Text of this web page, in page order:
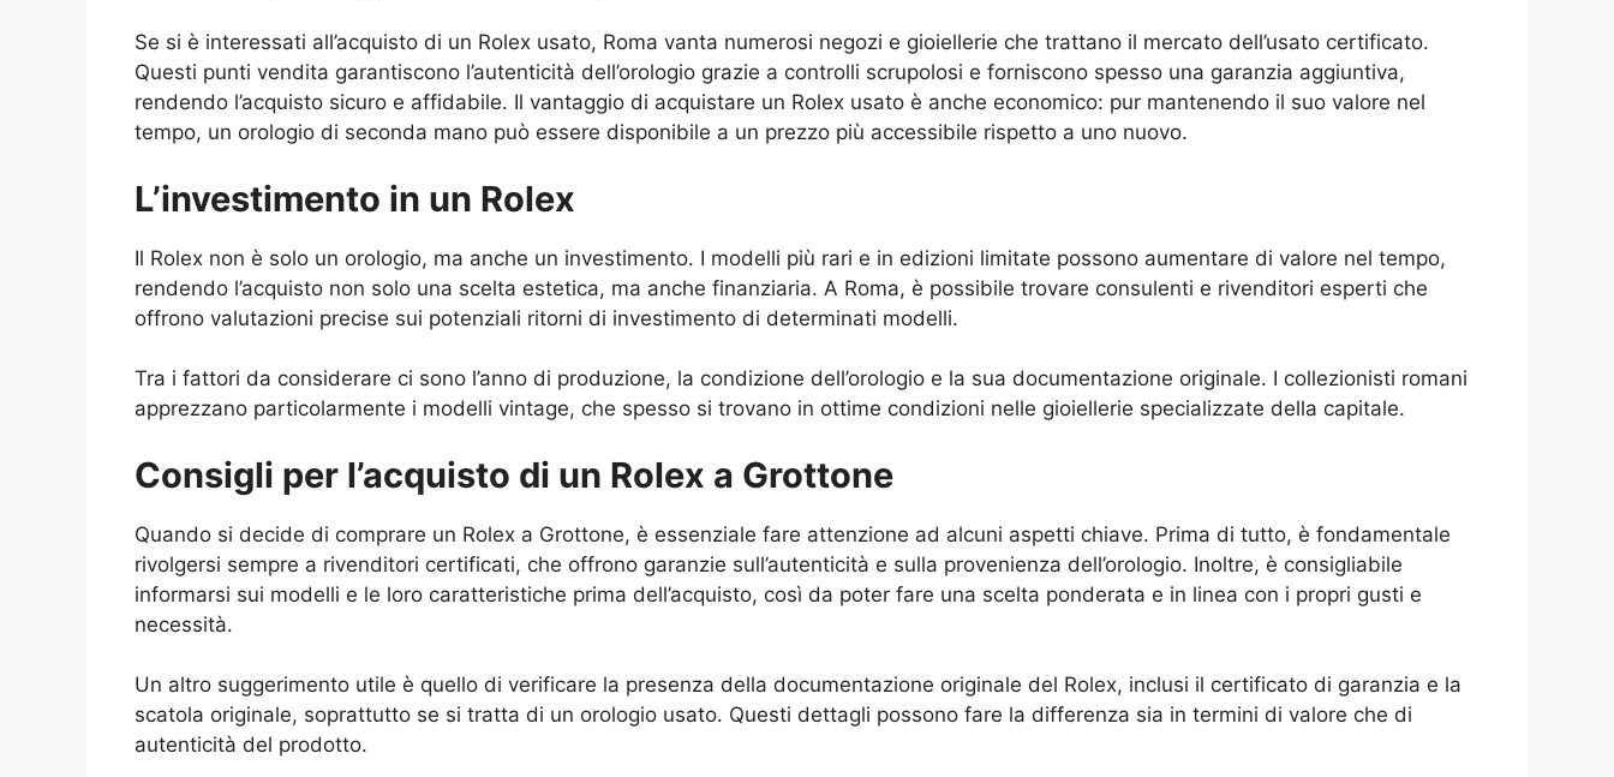
Se si è interessati all’acquisto di un Rolex usato, Roma vanta numerosi negozi e gioiellerie che trattano il mercato dell’usato certificato.
Questi punti vendita garantiscono l’autenticità dell’orologio grazie a controlli scrupolosi e forniscono spesso una garanzia aggiuntiva,
rendendo l’acquisto sicuro e affidabile. Il vantaggio di acquistare un Rolex usato è anche economico: pur mantenendo il suo valore nel
tempo, un orologio di seconda mano può essere disponibile a un prezzo più accessibile rispetto a uno nuovo.
L’investimento in un Rolex
Il Rolex non è solo un orologio, ma anche un investimento. I modelli più rari e in edizioni limitate possono aumentare di valore nel tempo,
rendendo l’acquisto non solo una scelta estetica, ma anche finanziaria. A Roma, è possibile trovare consulenti e rivenditori esperti che
offrono valutazioni precise sui potenziali ritorni di investimento di determinati modelli.
Tra i fattori da considerare ci sono l’anno di produzione, la condizione dell’orologio e la sua documentazione originale. I collezionisti romani
apprezzano particolarmente i modelli vintage, che spesso si trovano in ottime condizioni nelle gioiellerie specializzate della capitale.
Consigli per l’acquisto di un Rolex a Grottone
Quando si decide di comprare un Rolex a Grottone, è essenziale fare attenzione ad alcuni aspetti chiave. Prima di tutto, è fondamentale
rivolgersi sempre a rivenditori certificati, che offrono garanzie sull’autenticità e sulla provenienza dell’orologio. Inoltre, è consigliabile
informarsi sui modelli e le loro caratteristiche prima dell’acquisto, così da poter fare una scelta ponderata e in linea con i propri gusti e
necessità.
Un altro suggerimento utile è quello di verificare la presenza della documentazione originale del Rolex, inclusi il certificato di garanzia e la
scatola originale, soprattutto se si tratta di un orologio usato. Questi dettagli possono fare la differenza sia in termini di valore che di
autenticità del prodotto.